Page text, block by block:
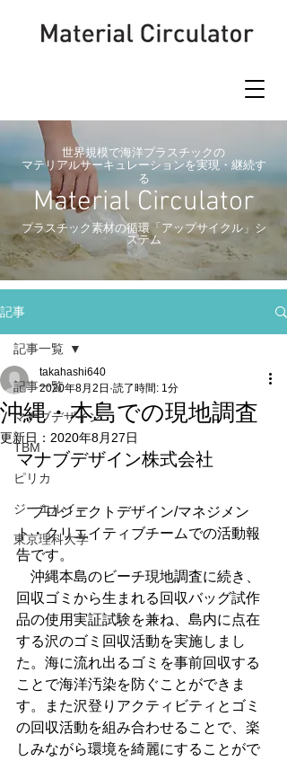
世界規模で海洋プラスチックの
マテリアルサーキュレーションを実現・継続す
る
Material Circulator
​プラスチック素材の循環「アップサイクル」シ
ステム
記事
記事一覧
マナブデザイン
TBM
ピリカ
ジーエルイー
東京理科大学
記事一覧
沖縄・本島での現地調査
takahashi640
2020年8月2日 読了時間: 1分
更新日： 2020年8月27日
マナブデザイン株式会社
プロジェクトデザイン/マネジメン
ト・クリエイティブチームでの活動報
告です。
沖縄本島のビーチ現地調査に続き、
回収ゴミから生まれる回収バッグ試作
品の使用実証試験を兼ね、島内に点在
する沢のゴミ回収活動を実施しまし
た。海に流れ出るゴミを事前回収する
ことで海洋汚染を防ぐことができま
す。また沢登りアクティビティとゴミ
の回収活動を組み合わせることで、楽
しみながら環境を綺麗にすることがで